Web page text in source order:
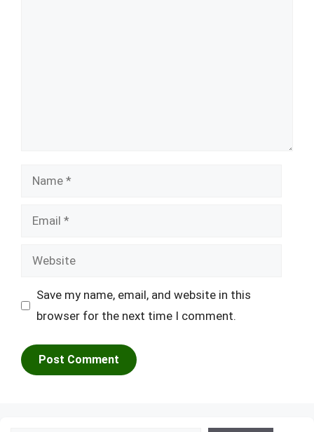
Name
Email
Website
Save my name, email, and website in this
browser for the next time I comment.